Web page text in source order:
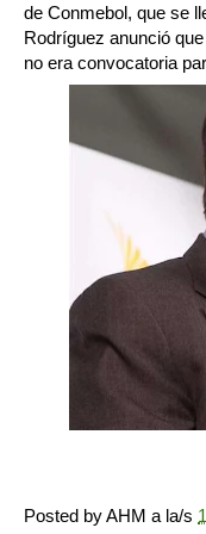
de Conmebol, que se
Rodríguez anunció
no era convocatoria
Posted byAHM a la/s